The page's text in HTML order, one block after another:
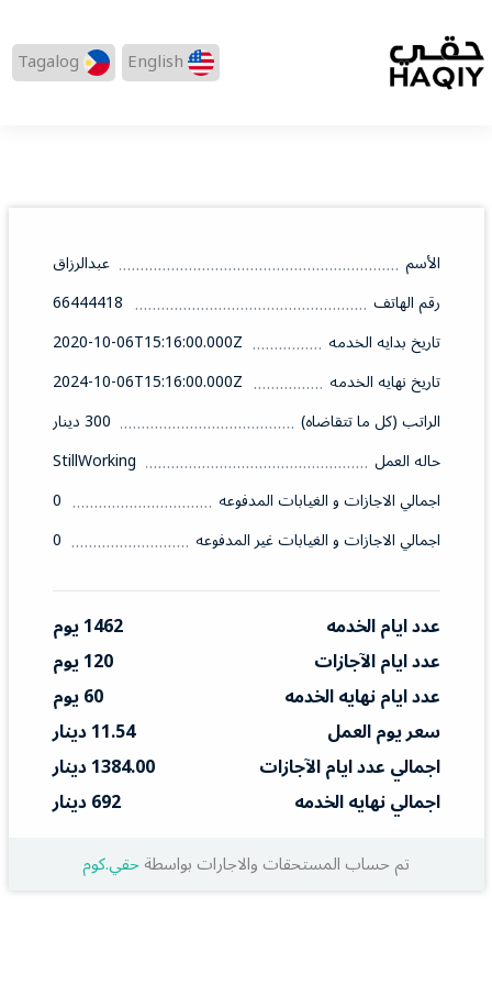
English
Tagalog
الأسم
عبدالرزاق
رقم الهاتف
66444418
تاريخ بدايه الخدمه
2020-10-06T15:16:00.000Z
تاريخ نهايه الخدمه
2024-10-06T15:16:00.000Z
الراتب (كل ما تتقاضاه)
300 دينار
حاله العمل
StillWorking
اجمالي الاجازات و الغيابات المدفوعه
0
اجمالي الاجازات و الغيابات غير المدفوعه
0
عدد ايام الخدمه
1462 يوم
عدد ايام الآجازات
120 يوم
عدد ايام نهايه الخدمه
60 يوم
سعر يوم العمل
11.54 دينار
اجمالي عدد ايام الآجازات
1384.00 دينار
اجمالي نهايه الخدمه
692 دينار
تم حساب المستحقات والاجارات بواسطةحقي.كوم